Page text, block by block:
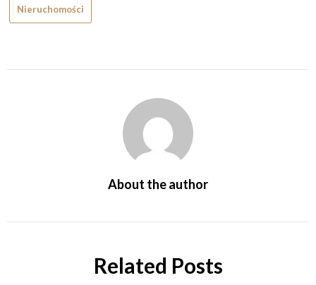
Nieruchomości
About the author
Related Posts